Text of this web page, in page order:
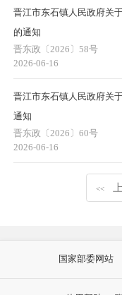
晋江市东石镇人民政府关
的通知
晋东政〔2026〕58号
2026-06-16
晋江市东石镇人民政府关
通知
晋东政〔2026〕60号
2026-06-16
<<
国家部委网站